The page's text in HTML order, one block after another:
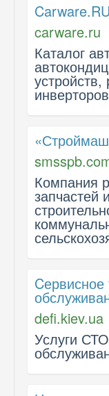
Carware.RU
carware.ru
Каталог
устройств,
инверторов
Компания
запчастей
Cервисное
defi.kiev.ua
Услуги